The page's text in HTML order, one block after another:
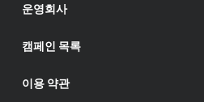
운영회사
캠페인 목록
이용 약관